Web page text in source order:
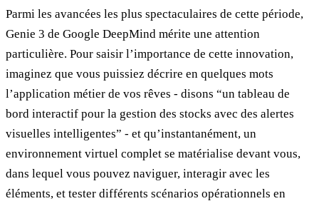
Parmi les avancées les plus spectaculaires de cette période,
Genie 3 de Google DeepMind mérite une attention
particulière. Pour saisir l’importance de cette innovation,
imaginez que vous puissiez décrire en quelques mots
l’application métier de vos rêves - disons “un tableau de
bord interactif pour la gestion des stocks avec des alertes
visuelles intelligentes” - et qu’instantanément, un
environnement virtuel complet se matérialise devant vous,
dans lequel vous pouvez naviguer, interagir avec les
éléments, et tester différents scénarios opérationnels en